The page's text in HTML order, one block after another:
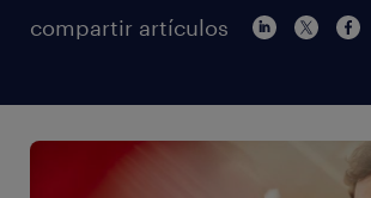
compartir artículos